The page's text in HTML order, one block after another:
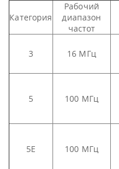
Категория
Рабочий
диапазон
частот
3 16 МГц
5 100 МГц
5Е 100 МГц